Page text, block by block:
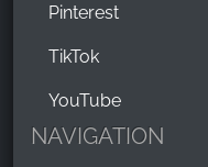
Pinterest
TikTok
YouTube
NAVIGATION